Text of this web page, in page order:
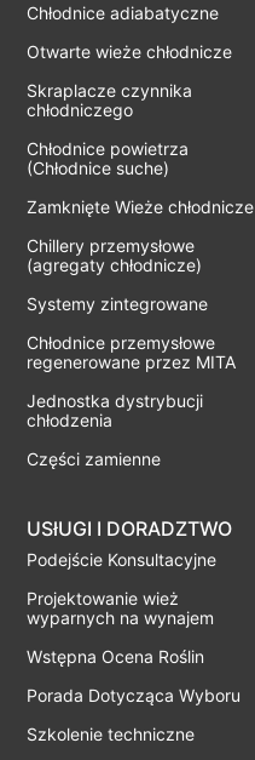
Chłodnice adiabatyczne
Otwarte wieże chłodnicze
Skraplacze czynnika
chłodniczego
Chłodnice powietrza
(Chłodnice suche)
Zamknięte Wieże chłodnicze
Chillery przemysłowe
(agregaty chłodnicze)
Systemy zintegrowane
Chłodnice przemysłowe
regenerowane przez MITA
Jednostka dystrybucji
chłodzenia
Części zamienne
USłUGI I DORADZTWO
Podejście Konsultacyjne
Projektowanie wież
wyparnych na wynajem
Wstępna Ocena Roślin
Porada Dotycząca Wyboru
Szkolenie techniczne